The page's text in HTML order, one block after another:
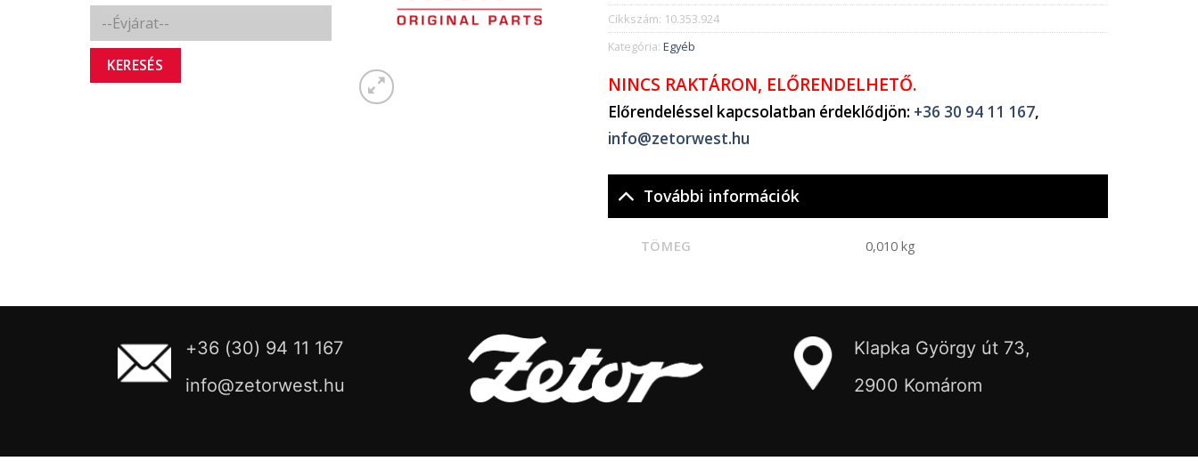
KERESÉS
Cikkszám: 10.353.924
Kategória: Egyéb
NINCS RAKTÁRON, ELŐRENDELHETŐ.
Előrendeléssel kapcsolatban érdeklődjön: +36 30 94 11 167,
info@zetorwest.hu
További információk
TÖMEG 0,010 kg
+36 (30) 94 11 167
info@zetorwest.hu
Klapka György út 73,
2900 Komárom